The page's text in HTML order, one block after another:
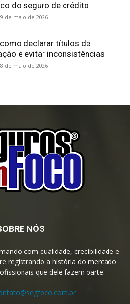
do seguro de crédito
de maio de 2026
declarar títulos de
e evitar inconsistências
de maio de 2026
NÓS
com qualidade, credibilidade e
registrando a história do mercado
que dele fazem parte.